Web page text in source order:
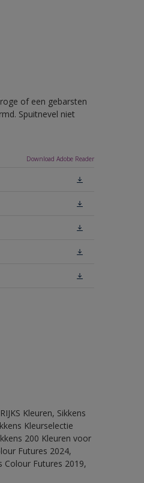
of een gebarsten
Spuitnevel niet
Download Adobe Reader
Kleuren, Sikkens
Kleurselectie
200 Kleuren voor
Futures 2024,
Colour Futures 2019,